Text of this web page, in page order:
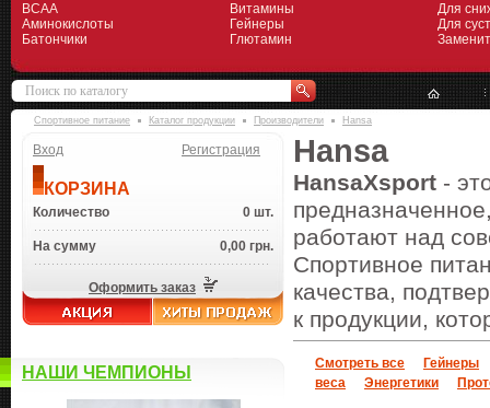
BCAA
Аминокислоты
Батончики
Витамины
Гейнеры
Глютамин
Для
Для
Спортивное питание Каталог продукции Производители Hansa
Вход Регистрация
КОРЗИНА
Количество 0 шт.
На сумму 0,00 грн.
Оформить заказ
НАШИ ЧЕМПИОНЫ
Hansa
HansaXsport -
работают над
Спортивное
качества,
к продукции,
Смотреть все
Гейнеры
веса
Энергетики